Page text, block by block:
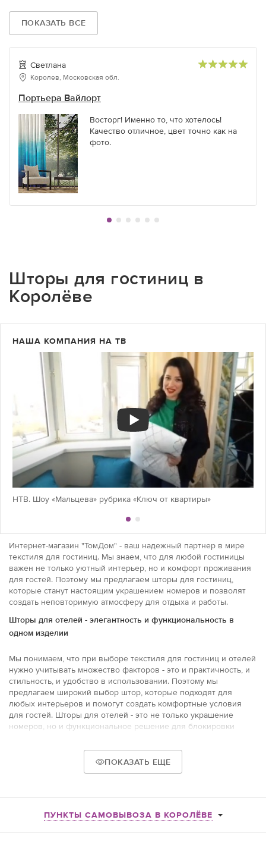
ПОКАЗАТЬ ВСЕ
Светлана
Королев, Московская обл.
Портьера Вайлорт
Восторг! Именно то, что хотелось!
Качество отличное, цвет точно как на
фото.
Шторы для гостиниц в
Королёве
НАША КОМПАНИЯ НА ТВ
НТВ. Шоу «Мальцева» рубрика «Ключ от квартиры»
Интернет-магазин "ТомДом" - ваш надежный партнер в мире
текстиля для гостиниц. Мы знаем, что для любой гостиницы
важен не только уютный интерьер, но и комфорт проживания
для гостей. Поэтому мы предлагаем шторы для гостиниц,
которые станут настоящим украшением номеров и позволят
создать неповторимую атмосферу для отдыха и работы.
Шторы для отелей - элегантность и функциональность в
одном изделии
Мы понимаем, что при выборе текстиля для гостиниц и отелей
нужно учитывать множество факторов - это и практичность, и
стильность, и удобство в использовании. Поэтому мы
предлагаем широкий выбор штор, которые подходят для
любых интерьеров и помогут создать комфортные условия
для гостей. Шторы для отелей - это не только украшение
номеров, но и функциональное решение для блокировки
конфиденциальности гостей. В нашем ассортименте вы
найдете занавески из различных материалов и фактур,
которые подчеркнут индивидуальность каждого номера и
Качество и надежность нашего товара
ПОКАЗАТЬ ЕЩЕ
ПУНКТЫ САМОВЫВОЗА В КОРОЛЁВЕ